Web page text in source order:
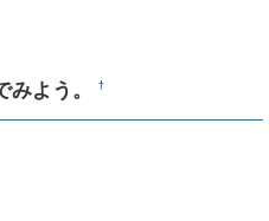
みよう。†